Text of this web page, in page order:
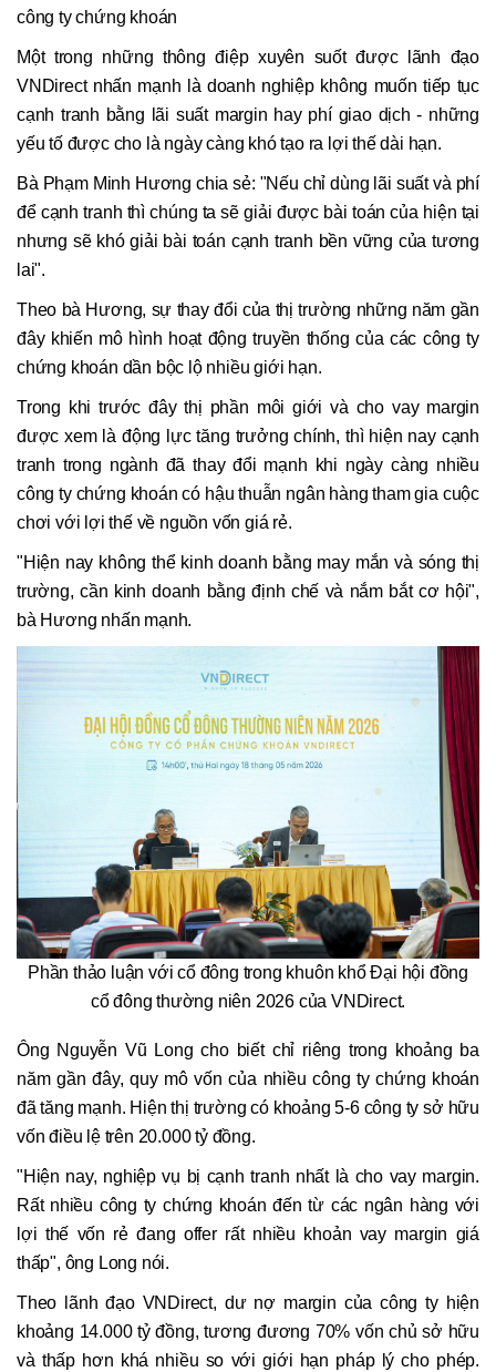
công ty chứng khoán
Một trong những thông điệp xuyên suốt được lãnh đạo
VNDirect nhấn mạnh là doanh nghiệp không muốn tiếp tục
cạnh tranh bằng lãi suất margin hay phí giao dịch - những
yếu tố được cho là ngày càng khó tạo ra lợi thế dài hạn.
Bà Phạm Minh Hương chia sẻ: "Nếu chỉ dùng lãi suất và phí
để cạnh tranh thì chúng ta sẽ giải được bài toán của hiện tại
nhưng sẽ khó giải bài toán cạnh tranh bền vững của tương
lai".
Theo bà Hương, sự thay đổi của thị trường những năm gần
đây khiến mô hình hoạt động truyền thống của các công ty
chứng khoán dần bộc lộ nhiều giới hạn.
Trong khi trước đây thị phần môi giới và cho vay margin
được xem là động lực tăng trưởng chính, thì hiện nay cạnh
tranh trong ngành đã thay đổi mạnh khi ngày càng nhiều
công ty chứng khoán có hậu thuẫn ngân hàng tham gia cuộc
chơi với lợi thế về nguồn vốn giá rẻ.
"Hiện nay không thể kinh doanh bằng may mắn và sóng thị
trường, cần kinh doanh bằng định chế và nắm bắt cơ hội",
bà Hương nhấn mạnh.
Phần thảo luận với cổ đông trong khuôn khổ Đại hội đồng
cổ đông thường niên 2026 của VNDirect.
Ông Nguyễn Vũ Long cho biết chỉ riêng trong khoảng ba
năm gần đây, quy mô vốn của nhiều công ty chứng khoán
đã tăng mạnh. Hiện thị trường có khoảng 5-6 công ty sở hữu
vốn điều lệ trên 20.000 tỷ đồng.
"Hiện nay, nghiệp vụ bị cạnh tranh nhất là cho vay margin.
Rất nhiều công ty chứng khoán đến từ các ngân hàng với
lợi thế vốn rẻ đang offer rất nhiều khoản vay margin giá
thấp", ông Long nói.
Theo lãnh đạo VNDirect, dư nợ margin của công ty hiện
khoảng 14.000 tỷ đồng, tương đương 70% vốn chủ sở hữu
và thấp hơn khá nhiều so với giới hạn pháp lý cho phép.